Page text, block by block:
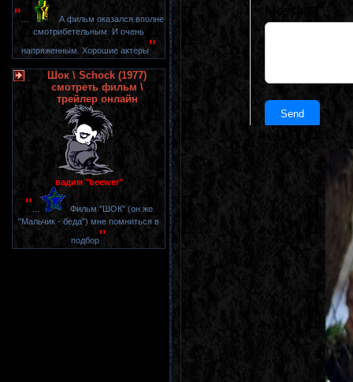
"
А фильм оказался вполне
смотрибетельным. И очень
напряженным. Хорошие актеры"
Шок \ Schock (1977)
смотреть фильм \
трейлер онлайн
вадим "beewer"
"
Фильм "ШОК" (он же
"Мальчик - беда") мне помниться в
подбор"